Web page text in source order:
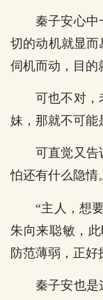
秦子安心中
切的动机就显而
伺机而动，目的
可也不对，
妹，那就不可
可直觉又告
怕还有什么隐情。
“主人，想
朱向来聪敏，
防范薄弱，正好
秦子安也是